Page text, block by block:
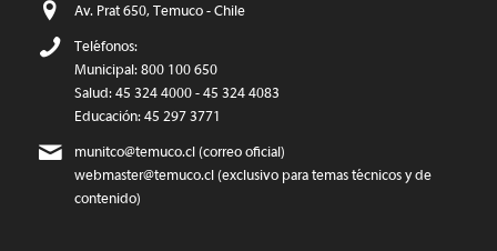
Av. Prat 650, Temuco - Chile
Teléfonos:
Municipal: 800 100 650
Salud: 45 324 4000 - 45 324 4083
Educación: 45 297 3771
munitco@temuco.cl(correo oficial)
webmaster@temuco.cl(exclusivo para temas técnicos y de
contenido)